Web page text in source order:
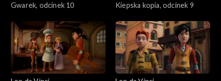
Gwarek, odcinek 10
Kiepska kopia, odcinek 9